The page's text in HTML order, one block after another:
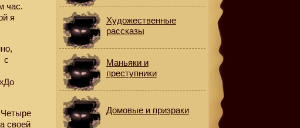
час.
я
с
своей
Художественные
рассказы
Маньяки и
преступники
Домовые и призраки